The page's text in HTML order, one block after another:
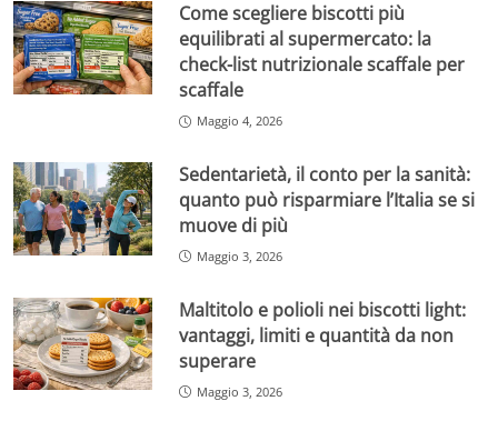
Come scegliere biscotti più
equilibrati al supermercato: la
check-list nutrizionale scaffale per
scaffale
Maggio 4, 2026
Sedentarietà, il conto per la sanità:
quanto può risparmiare l’Italia se si
muove di più
Maggio 3, 2026
Maltitolo e polioli nei biscotti light:
vantaggi, limiti e quantità da non
superare
Maggio 3, 2026